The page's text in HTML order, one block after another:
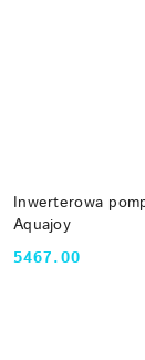
Inwerterowa
Aquajoy
Cena:
5467.00